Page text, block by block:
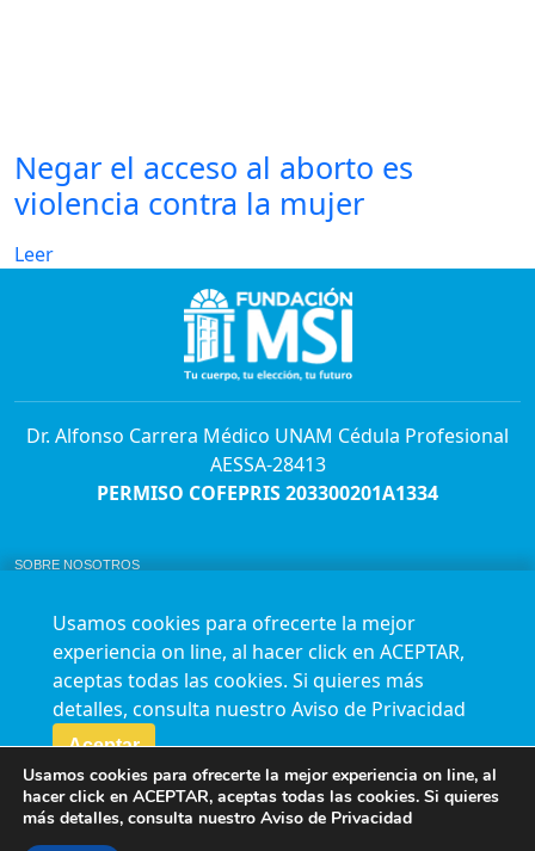
Negar el acceso al aborto es
violencia contra la mujer
Leer
Dr. Alfonso Carrera Médico UNAM Cédula Profesional
AESSA-28413
PERMISO COFEPRIS 203300201A1334
SOBRE NOSOTROS
AVISO DE PRIVACIDAD
Horario de atención para citas e informes:
Lunes a sábado de 7:00am a 9:00pm
Agenda en línea
24/7 aquí
Síguenos en nuestras redes
Usamos cookies para ofrecerte la mejor
experiencia on line, al hacer click en ACEPTAR,
aceptas todas las cookies. Si quieres más
detalles, consulta nuestro Aviso de Privacidad
Aceptar
Usamos cookies para ofrecerte la mejor experiencia on line, al
hacer click en ACEPTAR, aceptas todas las cookies. Si quieres
más detalles, consulta nuestro Aviso de Privacidad